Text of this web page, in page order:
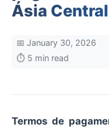
Ásia Central
📅 January 30, 2026
⏱️ 5 min read
Termos de